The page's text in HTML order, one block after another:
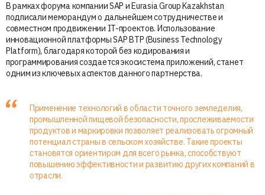
В рамках форума компании SAP и Eurasia Group Kazakhstan
подписали меморандум о дальнейшем сотрудничестве и
совместном продвижении IT-проектов. Использование
инновационной платформы SAP BTP (Business Technology
Platform), благодаря которой без кодирования и
программирования создается экосистема приложений, станет
одним из ключевых аспектов данного партнерства.
Применение технологий в области точного земледелия,
промышленной пищевой безопасности, прослеживаемости
продуктов и маркировки позволяет реализовать огромный
потенциал страны в сельском хозяйстве. Такие проекты
становятся ориентиром для всего рынка, способствуют
повышению эффективности и развитию других компаний в
отрасли.